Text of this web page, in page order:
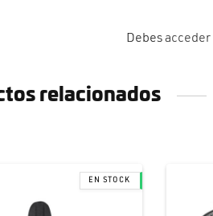
Debesacceder
relacionados